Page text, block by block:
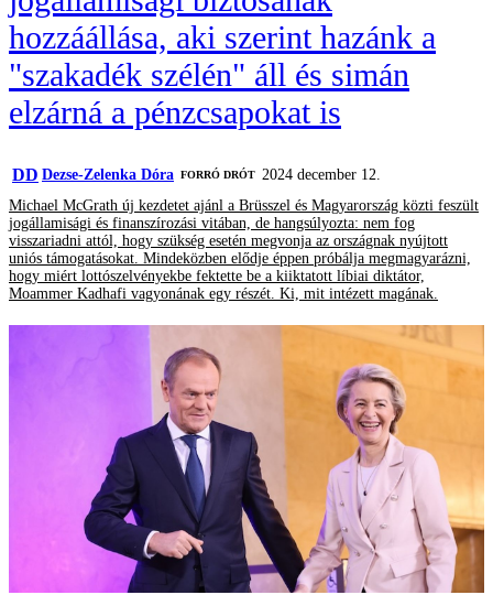
hozzáállása, aki szerint hazánk a
"szakadék szélén" áll és simán
elzárná a pénzcsapokat is
DD Dezse-Zelenka Dóra FORRÓ DRÓT
2024 december 12.
Michael McGrath új kezdetet ajánl a Brüsszel és Magyarország közti feszült
jogállamisági és finanszírozási vitában, de hangsúlyozta: nem fog
visszariadni attól, hogy szükség esetén megvonja az országnak nyújtott
uniós támogatásokat. Mindeközben elődje éppen próbálja megmagyarázni,
hogy miért lottószelvényekbe fektette be a kiiktatott líbiai diktátor,
Moammer Kadhafi vagyonának egy részét. Ki, mit intézett magának.